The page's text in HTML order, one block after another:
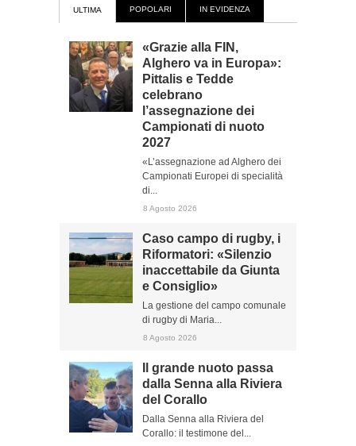
ULTIMA POPOLARI IN EVIDENZA
«Grazie alla FIN,
Alghero va in Europa»:
Pittalis e Tedde
celebrano
l’assegnazione dei
Campionati di nuoto
2027
«L’assegnazione ad Alghero dei
Campionati Europei di specialità
di...
8 Agosto 2026
Caso campo di rugby, i
Riformatori: «Silenzio
inaccettabile da Giunta
e Consiglio»
La gestione del campo comunale
di rugby di Maria...
8 Agosto 2026
Il grande nuoto passa
dalla Senna alla Riviera
del Corallo
Dalla Senna alla Riviera del
Corallo: il testimone del...